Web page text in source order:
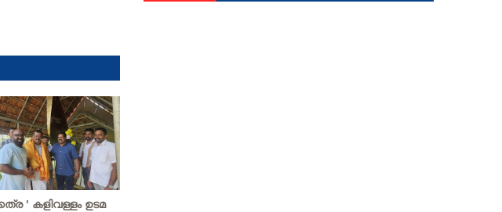
' കളിവള്ളം ഉടമ